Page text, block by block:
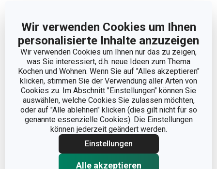
Wir verwenden Cookies um Ihnen
personalisierte Inhalte anzuzeigen
Wir verwenden Cookies um Ihnen nur das zu zeigen,
was Sie interessiert, d.h. neue Ideen zum Thema
Kochen und Wohnen. Wenn Sie auf "Alles akzeptieren"
klicken, stimmen Sie der Verwendung aller Arten von
Cookies zu. Im Abschnitt "Einstellungen" können Sie
auswählen, welche Cookies Sie zulassen möchten,
oder auf "Alle ablehnen" klicken (dies gilt nicht für so
genannte essenzielle Cookies). Die Einstellungen
können jederzeit geändert werden.
Einstellungen
Alle akzeptieren
info@tescoma.de
Weniger anzeigen